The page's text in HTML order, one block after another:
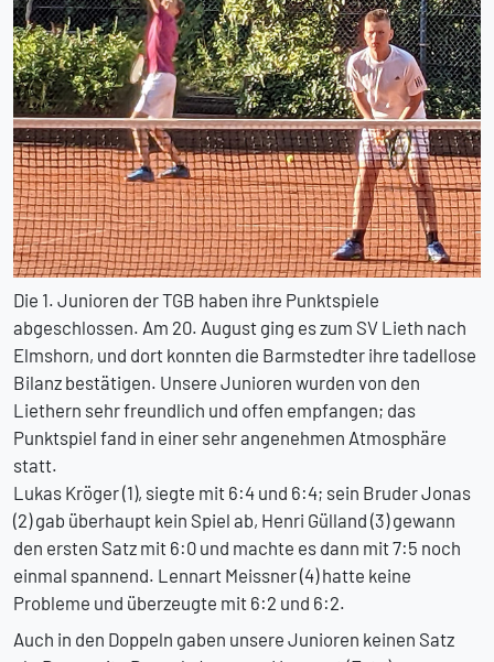
Die 1. Junioren der TGB haben ihre Punktspiele
abgeschlossen. Am 20. August ging es zum SV Lieth nach
Elmshorn, und dort konnten die Barmstedter ihre tadellose
Bilanz bestätigen. Unsere Junioren wurden von den
Liethern sehr freundlich und offen empfangen; das
Punktspiel fand in einer sehr angenehmen Atmosphäre
statt.
Lukas Kröger (1), siegte mit 6:4 und 6:4; sein Bruder Jonas
(2) gab überhaupt kein Spiel ab, Henri Gülland (3) gewann
den ersten Satz mit 6:0 und machte es dann mit 7:5 noch
einmal spannend. Lennart Meissner (4) hatte keine
Probleme und überzeugte mit 6:2 und 6:2.
Auch in den Doppeln gaben unsere Junioren keinen Satz